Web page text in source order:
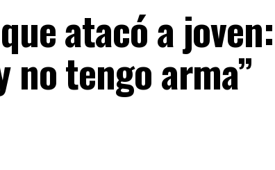
atacó a
no tengo arma”